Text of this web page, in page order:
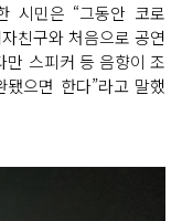
시민은 “그동안 코로
친구와 처음으로 공연
만 스피커 등 음향이 조
으면 한다”라고 말했